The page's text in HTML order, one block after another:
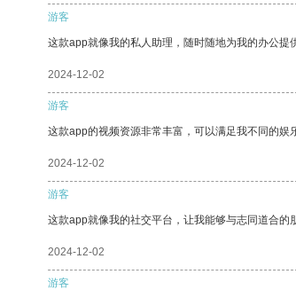
游客
这款app就像我的私人助理，随时随地为我的办公提
2024-12-02
游客
这款app的视频资源非常丰富，可以满足我不同的娱
2024-12-02
游客
这款app就像我的社交平台，让我能够与志同道合的
2024-12-02
游客